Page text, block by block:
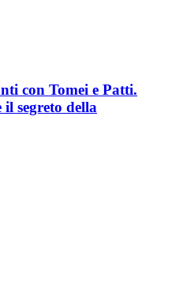
con Tomei e Patti.
il segreto della